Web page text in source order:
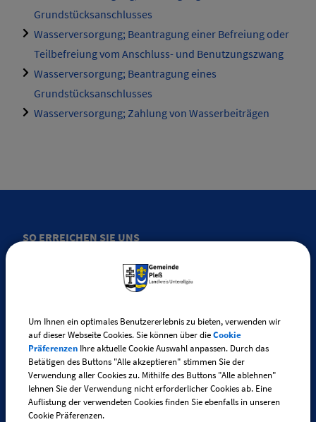
Grundstücksanschlusses
Wasserversorgung; Beantragung einer Befreiung oder
Teilbefreiung vom Anschluss- und Benutzungszwang
Wasserversorgung; Beantragung eines
Grundstücksanschlusses
Wasserversorgung; Zahlung von Wasserbeiträgen
SO ERREICHEN SIE UNS
Telefon:+49 (0) 83 35 / 280
Telefax: +49 (0) 83 35 / 90 81 10
E-Mail: pless@vg-boos.de
Um Ihnen ein optimales Benutzererlebnis zu bieten, verwenden wir
auf dieser Webseite Cookies. Sie können über dieCookie
Präferenzen Ihre aktuelle Cookie Auswahl anpassen. Durch das
Betätigen des Buttons "Alle akzeptieren" stimmen Sie der
Verwendung aller Cookies zu. Mithilfe des Buttons "Alle ablehnen"
lehnen Sie der Verwendung nicht erforderlicher Cookies ab. Eine
Auflistung der verwendeten Cookies finden Sie ebenfalls in unseren
Cookie Präferenzen.